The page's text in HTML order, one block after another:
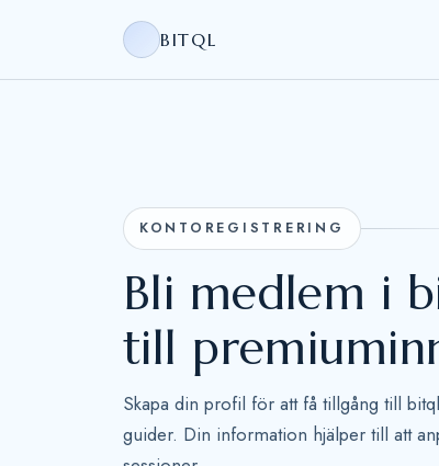
BITQL
KONTOREGISTRERING
Bli medlem i
till
Skapa din profil för att få tillgång till
guider. Din information hjälper till att